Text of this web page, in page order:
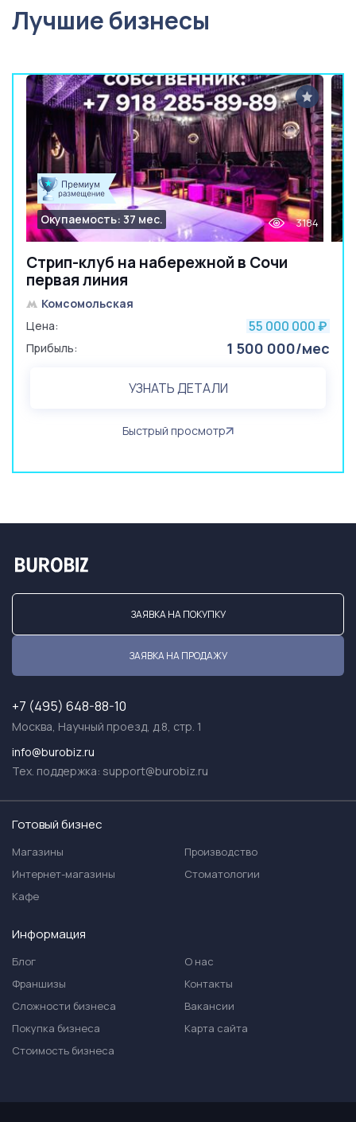
Лучшие бизнесы
Стрип-клуб на набережной в Сочи
первая линия
Окупаемость: 37 мес. 3184
Комсомольская
Цена:
55 000 000 ₽
Прибыль: 1 500 000/мес
УЗНАТЬ ДЕТАЛИ
Быстрый просмотр
ЗАЯВКА НА ПОКУПКУ
ЗАЯВКА НА ПРОДАЖУ
+7 (495) 648-88-10
Москва, Научный проезд, д.8, стр. 1
info@burobiz.ru
Тех. поддержка: support@burobiz.ru
Готовый бизнес
Магазины
Интернет-магазины
Кафе
Производство
Стоматологии
Информация
Блог
Франшизы
Сложности бизнеса
Покупка бизнеса
Стоимость бизнеса
О нас
Контакты
Вакансии
Карта сайта